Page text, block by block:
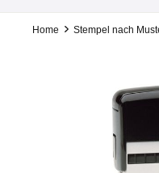
Home Stempel nach